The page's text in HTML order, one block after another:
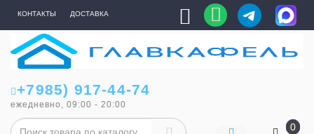
КОНТАКТЫ ДОСТАВКА
+7985) 917-44-74
ежедневно, 09:00 - 20:00
0